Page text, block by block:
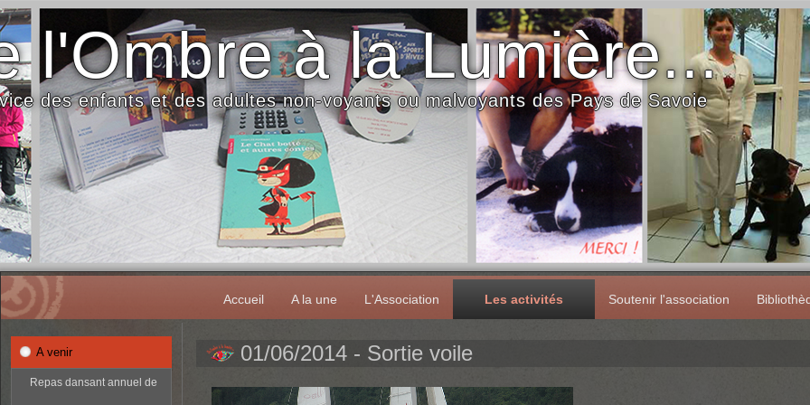
l'Ombre à la Lumière...
des enfants et des adultes non-voyants ou malvoyants des Pays de Savoie
Accueil A la une L'Association Les activités Soutenir l'association
A venir
Repas dansant annuel de
01/06/2014 - Sortie voile